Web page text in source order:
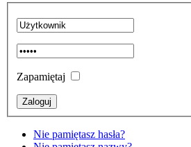
Zapamiętaj
Nie pamiętasz hasła?